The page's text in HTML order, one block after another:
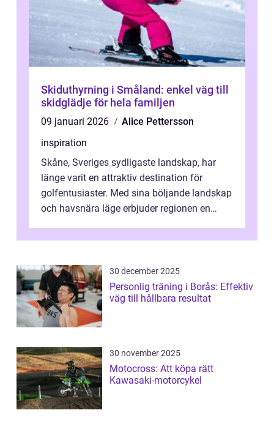
Skiduthyrning i Småland: enkel väg till
skidglädje för hela familjen
09 januari 2026
Alice Pettersson
inspiration
Skåne, Sveriges sydligaste landskap, har
länge varit en attraktiv destination för
golfentusiaster. Med sina böljande landskap
och havsnära läge erbjuder regionen en
30 december 2025
Personlig träning i Borås: Effektiv
väg till hållbara resultat
30 november 2025
Motocross: Att köpa rätt
Kawasaki-motorcykel